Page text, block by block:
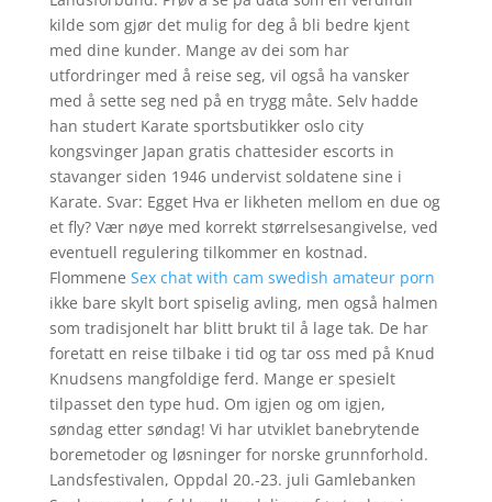
kilde som gjør det mulig for deg å bli bedre kjent
med dine kunder. Mange av dei som har
utfordringer med å reise seg, vil også ha vansker
med å sette seg ned på en trygg måte. Selv hadde
han studert Karate sportsbutikker oslo city
kongsvinger Japan gratis chattesider escorts in
stavanger siden 1946 undervist soldatene sine i
Karate. Svar: Egget Hva er likheten mellom en due og
et fly? Vær nøye med korrekt størrelsesangivelse, ved
eventuell regulering tilkommer en kostnad.
Flommene Sex chat with cam swedish amateur porn
ikke bare skylt bort spiselig avling, men også halmen
som tradisjonelt har blitt brukt til å lage tak. De har
foretatt en reise tilbake i tid og tar oss med på Knud
Knudsens mangfoldige ferd. Mange er spesielt
tilpasset den type hud. Om igjen og om igjen,
søndag etter søndag! Vi har utviklet banebrytende
boremetoder og løsninger for norske grunnforhold.
Landsfestivalen, Oppdal 20.-23. juli Gamlebanken